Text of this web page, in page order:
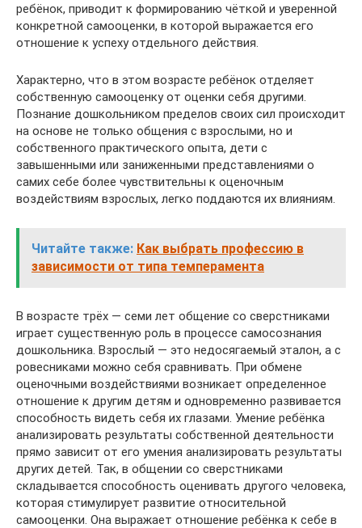
ребёнок, приводит к формированию чёткой и уверенной
конкретной самооценки, в которой выражается его
отношение к успеху отдельного действия.
Характерно, что в этом возрасте ребёнок отделяет
собственную самооценку от оценки себя другими.
Познание дошкольником пределов своих сил происходит
на основе не только общения с взрослыми, но и
собственного практического опыта, дети с
завышенными или заниженными представлениями о
самих себе более чувствительны к оценочным
воздействиям взрослых, легко поддаются их влияниям.
Читайте также: Как выбрать профессию в
зависимости от типа темперамента
В возрасте трёх — семи лет общение со сверстниками
играет существенную роль в процессе самосознания
дошкольника. Взрослый — это недосягаемый эталон, а с
ровесниками можно себя сравнивать. При обмене
оценочными воздействиями возникает определенное
отношение к другим детям и одновременно развивается
способность видеть себя их глазами. Умение ребёнка
анализировать результаты собственной деятельности
прямо зависит от его умения анализировать результаты
других детей. Так, в общении со сверстниками
складывается способность оценивать другого человека,
которая стимулирует развитие относительной
самооценки. Она выражает отношение ребёнка к себе в